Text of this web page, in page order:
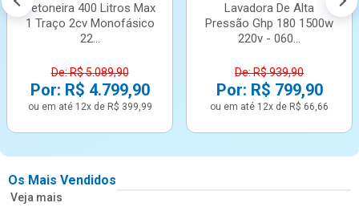
Betoneira 400 Litros Max
1 Traço 2cv Monofásico
22...
De: R$ 5.089,90
Por: R$ 4.799,90
ou em até 12x de R$ 399,99
Lavadora De Alta
Pressão Ghp 180 1500w
220v - 060...
De: R$ 939,90
Por: R$ 799,90
ou em até 12x de R$ 66,66
Os Mais Vendidos
Veja mais